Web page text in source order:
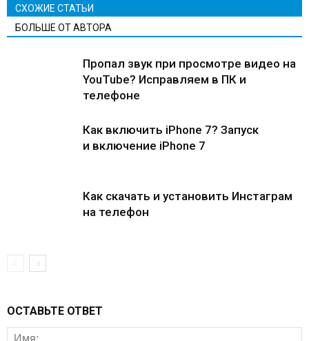
СХОЖИЕ СТАТЬИ
БОЛЬШЕ ОТ АВТОРА
Пропал звук при просмотре видео на
YouTube? Исправляем в ПК и
телефоне
Как включить iPhone 7? Запуск
и включение iPhone 7
Как скачать и установить Инстаграм
на телефон
ОСТАВЬТЕ ОТВЕТ